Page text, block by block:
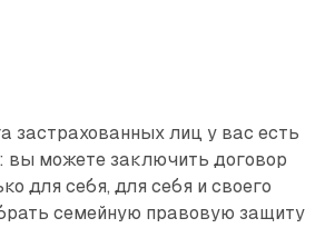
застрахованных лиц у вас есть
вы можете заключить договор
для себя, для себя и своего
семейную правовую защиту